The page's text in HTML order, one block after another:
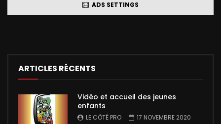
ADS SETTINGS
ARTICLES RÉCENTS
Vidéo et accueil des jeunes
enfants
LE CÔTÉ PRO 17 NOVEMBRE 2020